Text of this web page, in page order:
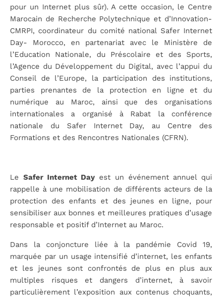
pour un Internet plus sûr). A cette occasion, le Centre
Marocain de Recherche Polytechnique et d’Innovation-
CMRPI, coordinateur du comité national Safer Internet
Day- Morocco, en partenariat avec le Ministère de
l’Education Nationale, du Préscolaire et des Sports,
l’Agence du Développement du Digital, avec l’appui du
Conseil de l’Europe, la participation des institutions,
parties prenantes de la protection en ligne et du
numérique au Maroc, ainsi que des organisations
internationales a organisé à Rabat la conférence
nationale du Safer Internet Day, au Centre des
Formations et des Rencontres Nationales (CFRN).
Le Safer Internet Dayest un événement annuel qui
rappelle à une mobilisation de différents acteurs de la
protection des enfants et des jeunes en ligne, pour
sensibiliser aux bonnes et meilleures pratiques d’usage
responsable et positif d’Internet au Maroc.
Dans la conjoncture liée à la pandémie Covid 19,
marquée par un usage intensifié d’internet, les enfants
et les jeunes sont confrontés de plus en plus aux
multiples risques et dangers d’internet, à savoir
particulièrement l’exposition aux contenus choquants,